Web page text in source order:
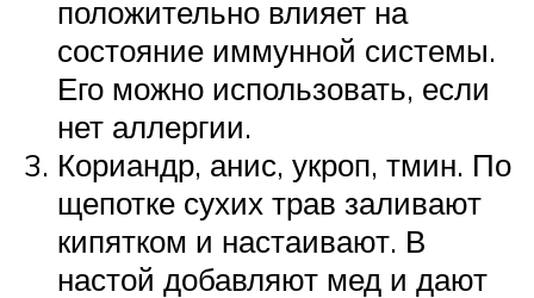
положительно влияет на
состояние иммунной системы.
Его можно использовать, если
нет аллергии.
Кориандр, анис, укроп, тмин. По
щепотке сухих трав заливают
кипятком и настаивают. В
настой добавляют мед и дают